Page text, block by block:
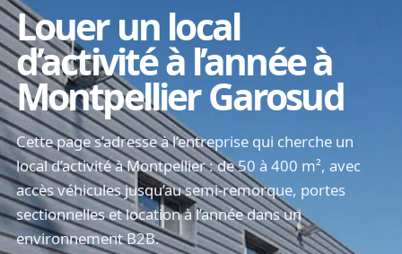
Louer un local
d’activité à l’année à
Montpellier Garosud
Cette page s’adresse à l’entreprise qui cherche un
local d’activité à Montpellier : de 50 à 400 m², avec
accès véhicules jusqu’au semi-remorque, portes
sectionnelles et location à l’année dans un
environnement B2B.